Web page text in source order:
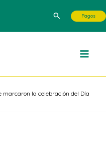
Buscar Pagos
marcaron la celebración del Día